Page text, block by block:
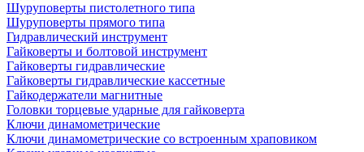
Шуруповерты пистолетного типа
Шуруповерты прямого типа
Гидравлический инструмент
Гайковерты и болтовой инструмент
Гайковерты гидравлические
Гайковерты гидравлические кассетные
Гайкодержатели магнитные
Головки торцевые ударные для гайковерта
Ключи динамометрические
Ключи динамометрические со встроенным храповиком